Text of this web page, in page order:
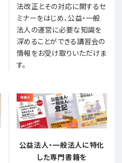
法改正とその対応に関するセ
ミナーをはじめ、公益・一般
法人の運営に必要な知識を
深めることができる講習会の
情報をお受け取りいただけま
す。
公益法人・一般法人に特化
した専門書籍を